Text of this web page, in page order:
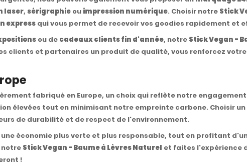
laser, sérigraphie ou impression numérique. Choisir notre Stick
express qui vous permet de recevoir vos goodies rapidement et
ou de cadeaux clients fin d'année, notre Stick Vegan -
clients et partenaires un produit de qualité, vous renforcez
fabriqué en Europe, un choix qui reflète notre
élevées tout en minimisant notre empreinte carbone. Choisir
de durabilité et de respect de l'environnement.
économie plus verte et plus responsable, tout en profitant
notre Stick Vegan - Baume à Lèvres Naturel et faites l'expérience
!